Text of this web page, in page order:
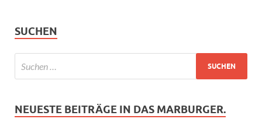
SUCHEN
NEUESTE BEITRÄGE IN DAS MARBURGER.